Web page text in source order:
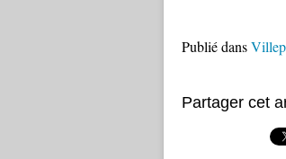
Publié dans
Partager cet